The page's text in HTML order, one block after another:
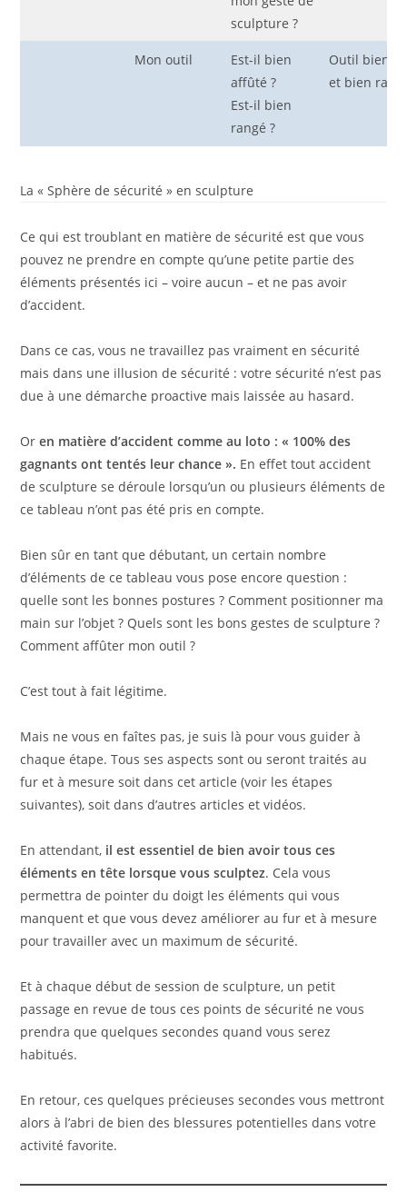
sculpture ?
Mon outil
Est-il bien
affûté ?
Est-il bien
rangé ?
Outil bien
et bien
La « Sphère de sécurité » en sculpture
Ce qui est troublant en matière de sécurité est que vous
pouvez ne prendre en compte qu’une petite partie des
éléments présentés ici – voire aucun – et ne pas avoir
d’accident.
Dans ce cas, vous ne travaillez pas vraiment en sécurité
mais dans une illusion de sécurité : votre sécurité n’est pas
due à une démarche proactive mais laissée au hasard.
Oren matière d’accident comme au loto : « 100% des
gagnants ont tentés leur chance ». En effet tout accident
de sculpture se déroule lorsqu’un ou plusieurs éléments de
ce tableau n’ont pas été pris en compte.
Bien sûr en tant que débutant, un certain nombre
d’éléments de ce tableau vous pose encore question :
quelle sont les bonnes postures ? Comment positionner ma
main sur l’objet ? Quels sont les bons gestes de sculpture ?
Comment affûter mon outil ?
C’est tout à fait légitime.
Mais ne vous en faîtes pas, je suis là pour vous guider à
chaque étape. Tous ses aspects sont ou seront traités au
fur et à mesure soit dans cet article (voir les étapes
suivantes), soit dans d’autres articles et vidéos.
En attendant, il est essentiel de bien avoir tous ces
éléments en tête lorsque vous sculptez. Cela vous
permettra de pointer du doigt les éléments qui vous
manquent et que vous devez améliorer au fur et à mesure
pour travailler avec un maximum de sécurité.
Et à chaque début de session de sculpture, un petit
passage en revue de tous ces points de sécurité ne vous
prendra que quelques secondes quand vous serez
habitués.
En retour, ces quelques précieuses secondes vous mettront
alors à l’abri de bien des blessures potentielles dans votre
activité favorite.